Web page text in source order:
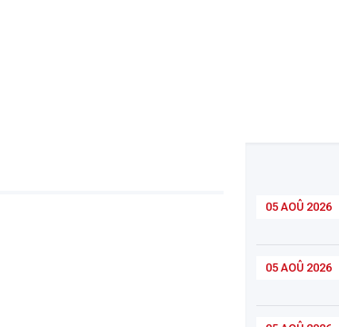
05 AOÛ 2026
05 AOÛ 2026